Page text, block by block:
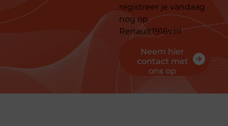
registreer je vandaag
nog op
Renault1916v.nl
Neem hier
contact met
ons op